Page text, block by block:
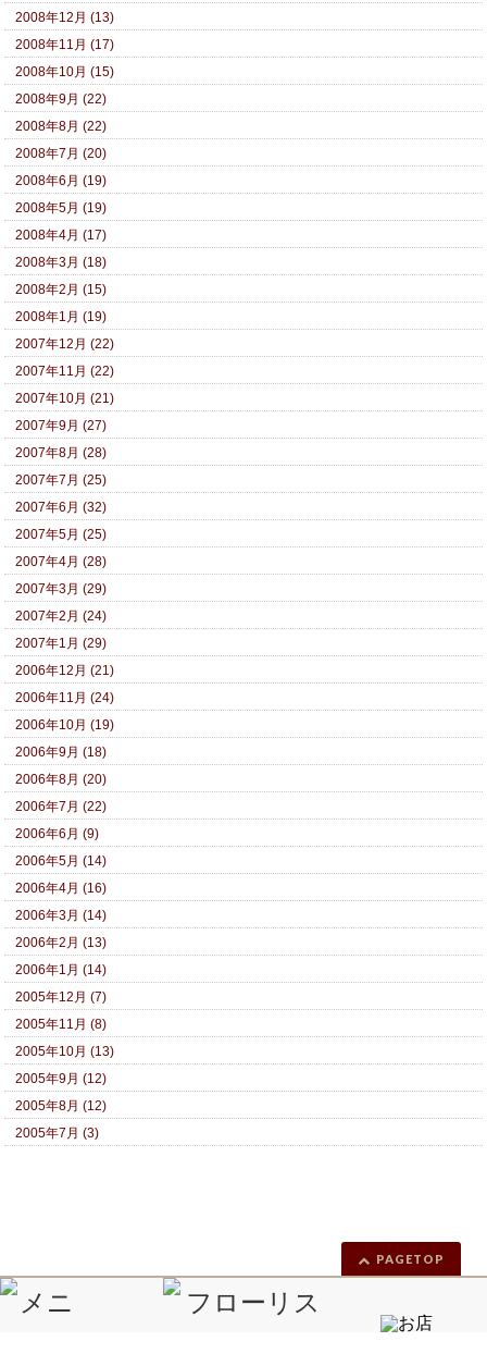
2008年12月 (13)
2008年11月 (17)
2008年10月 (15)
2008年9月 (22)
2008年8月 (22)
2008年7月 (20)
2008年6月 (19)
2008年5月 (19)
2008年4月 (17)
2008年3月 (18)
2008年2月 (15)
2008年1月 (19)
2007年12月 (22)
2007年11月 (22)
2007年10月 (21)
2007年9月 (27)
2007年8月 (28)
2007年7月 (25)
2007年6月 (32)
2007年5月 (25)
2007年4月 (28)
2007年3月 (29)
2007年2月 (24)
2007年1月 (29)
2006年12月 (21)
2006年11月 (24)
2006年10月 (19)
2006年9月 (18)
2006年8月 (20)
2006年7月 (22)
2006年6月 (9)
2006年5月 (14)
2006年4月 (16)
2006年3月 (14)
2006年2月 (13)
2006年1月 (14)
2005年12月 (7)
2005年11月 (8)
2005年10月 (13)
2005年9月 (12)
2005年8月 (12)
2005年7月 (3)
PAGETOP
Copyright © きれい！が大好き 花屋'S ダイアリー